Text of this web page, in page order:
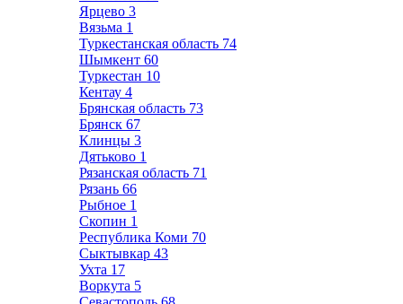
Ярцево 3
Вязьма 1
Туркестанская область 74
Шымкент 60
Туркестан 10
Кентау 4
Брянская область 73
Брянск 67
Клинцы 3
Дятьково 1
Рязанская область 71
Рязань 66
Рыбное 1
Скопин 1
Республика Коми 70
Сыктывкар 43
Ухта 17
Воркута 5